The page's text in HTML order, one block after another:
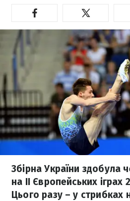
Збірна України здобула
на II Європейських іграх
Цього разу – у стрибках